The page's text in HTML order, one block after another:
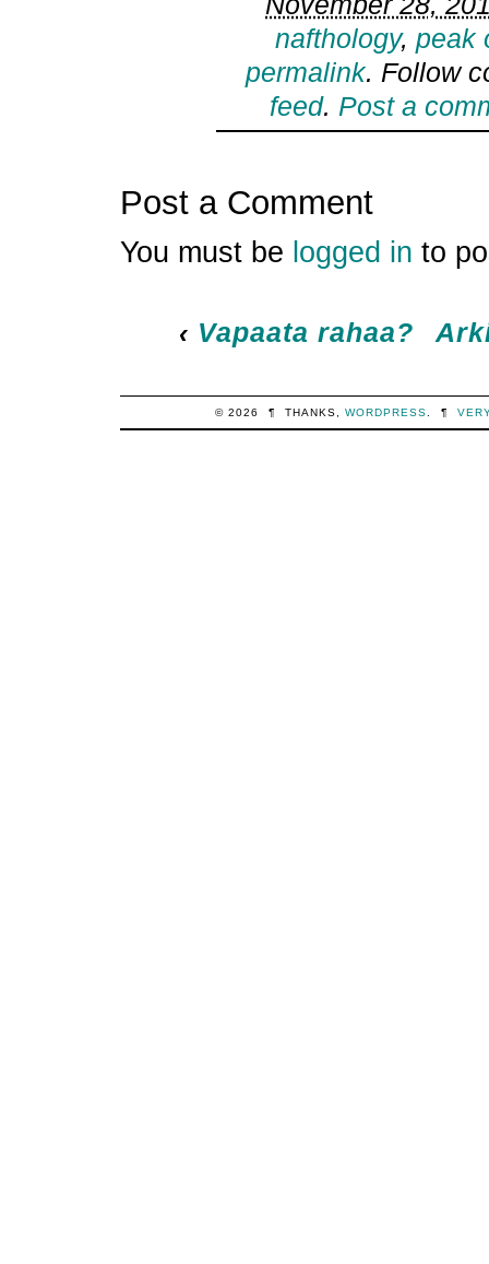
nafthology, peak
permalink. Follow
feed. Post a
Post a Comment
You must be logged in to
‹ Vapaata rahaa?
© 2026 ¶ THANKS, WORDPRESS ¶